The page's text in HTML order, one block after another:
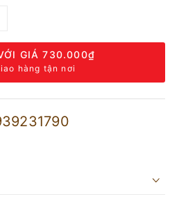
GIÁ730.000₫
hàng tận nơi